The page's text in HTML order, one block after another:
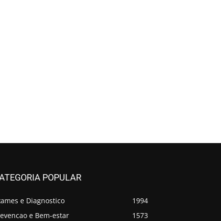
POPULAR
e Diagnostico
1994
e Bem-estar
1573